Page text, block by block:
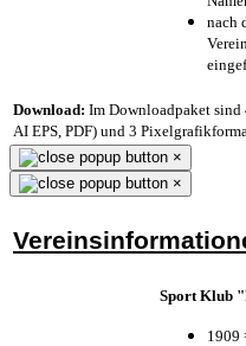
nach
Download: Im Downloadpaket sind
AI EPS, PDF) und 3
×
×
Sport Klub
1909